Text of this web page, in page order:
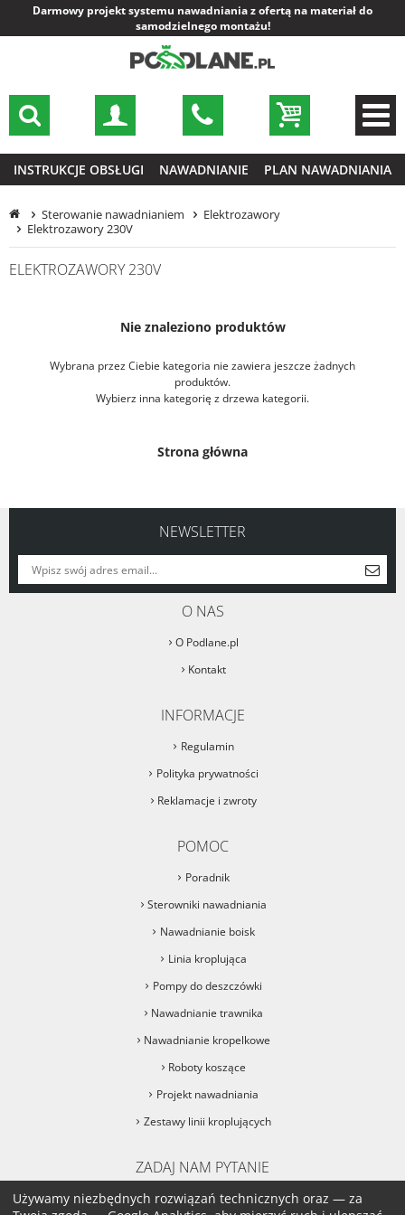
Darmowy projekt systemu nawadniania z ofertą na materiał do
samodzielnego montażu!
INSTRUKCJE OBSŁUGI NAWADNIANIE PLAN NAWADNIANIA
Sterowanie nawadnianiem
Elektrozawory
Elektrozawory 230V
ELEKTROZAWORY 230V
Nie znaleziono produktów
Wybrana przez Ciebie kategoria nie zawiera jeszcze żadnych
produktów.
Wybierz inna kategorię z drzewa kategorii.
Strona główna
NEWSLETTER
O NAS
O Podlane.pl
Kontakt
INFORMACJE
Regulamin
Polityka prywatności
Reklamacje i zwroty
POMOC
Poradnik
Sterowniki nawadniania
Nawadnianie boisk
Linia kroplująca
Pompy do deszczówki
Nawadnianie trawnika
Nawadnianie kropelkowe
Roboty koszące
Projekt nawadniania
Zestawy linii kroplujących
ZADAJ NAM PYTANIE
sklep@podlane.pl
Używamy niezbędnych rozwiązań technicznych oraz — za